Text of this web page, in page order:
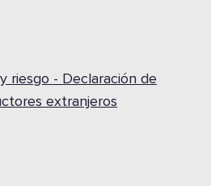
riesgo - Declaración de
extranjeros